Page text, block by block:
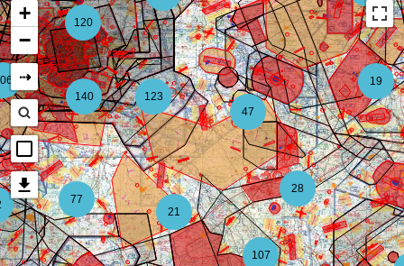
107
77
123
47
28
19
21
140
120
+
−
⇢